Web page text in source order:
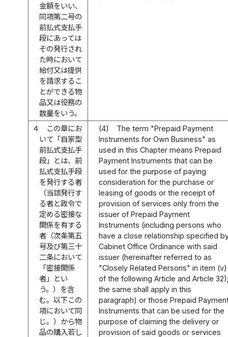
金額をいい、
同項第二号の
前払式支払手
段にあっては
その発行され
た時において
給付又は提供
を請求するこ
とができる物
品又は役務の
数量をいう。
４
この章にお
いて「自家型
前払式支払手
段」とは、前
払式支払手段
を発行する者
（当該発行す
る者と政令で
定める密接な
関係を有する
者（次条第五
号及び第三十
二条において
「密接関係
者」とい
う。）を含
む。以下この
項において同
じ。）から物
品の購入若し
(4)
The term "Prepaid Payment
Instruments for Own Business" as
used in this Chapter means Prepaid
Payment Instruments that can be
used for the purpose of paying
consideration for the purchase or
leasing of goods or the receipt of
provision of services only from the
issuer of Prepaid Payment
Instruments (including persons who
have a close relationship specified
Cabinet Office Ordinance with said
issuer (hereinafter referred to as
"Closely Related Persons" in item (v)
of the following Article and Article
the same shall apply in this
paragraph) or those Prepaid
Instruments that can be used for the
purpose of claiming the delivery or
provision of said goods or services